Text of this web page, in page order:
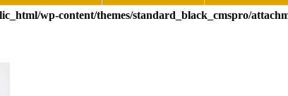
wp-content/themes/standard_black_cmspro/